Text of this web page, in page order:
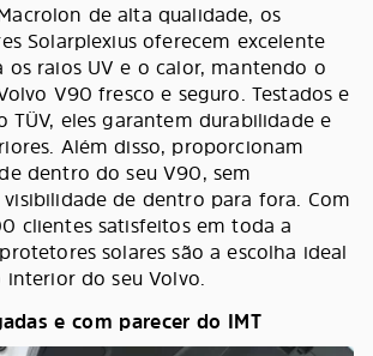
de alta qualidade, os
Solarplexius oferecem excelente
raios UV e o calor, mantendo o
V90 fresco e seguro. Testados e
TÜV, eles garantem durabilidade e
Além disso, proporcionam
dentro do seu V90, sem
de dentro para fora. Com
clientes satisfeitos em toda a
solares são a escolha ideal
do seu Volvo.
e com parecer do IMT